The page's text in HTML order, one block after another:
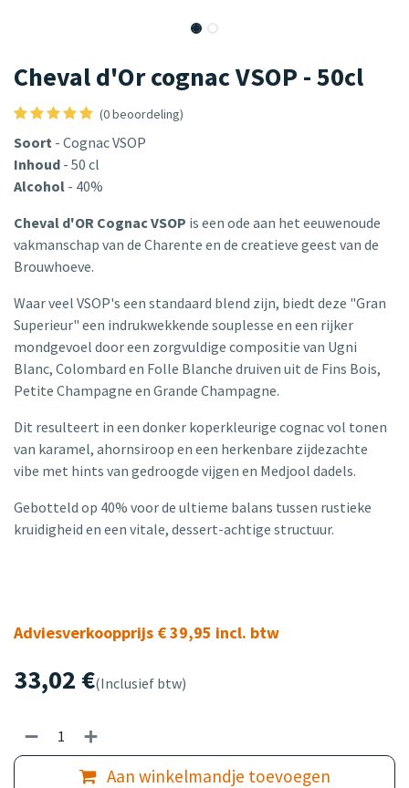
Cheval d'Or cognac VSOP - 50cl
(0 beoordeling)
Soort - Cognac VSOP
Inhoud - 50 cl
Alcohol - 40%
Cheval d'OR Cognac VSOP is een ode aan het eeuwenoude
vakmanschap van de Charente en de creatieve geest van de
Brouwhoeve.
Waar veel VSOP's een standaard blend zijn, biedt deze "Gran
Superieur" een indrukwekkende souplesse en een rijker
mondgevoel door een zorgvuldige compositie van Ugni
Blanc, Colombard en Folle Blanche druiven uit de Fins Bois,
Petite Champagne en Grande Champagne.
Dit resulteert in een donker koperkleurige cognac vol tonen
van karamel, ahornsiroop en een herkenbare zijdezachte
vibe met hints van gedroogde vijgen en Medjool dadels.
Gebotteld op 40% voor de ultieme balans tussen rustieke
kruidigheid en een vitale, dessert-achtige structuur.
Adviesverkoopprijs € 39,95 incl. btw
33,02 €(Inclusief btw)
Aan winkelmandje toevoegen